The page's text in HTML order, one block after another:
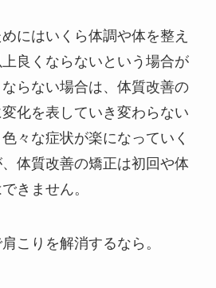
にはいくら体調や体を整え
良くならないという場合が
らない場合は、体質改善の
化を表していき変わらない
々な症状が楽になっていく
体質改善の矯正は初回や体
きません。
こりを解消するなら。